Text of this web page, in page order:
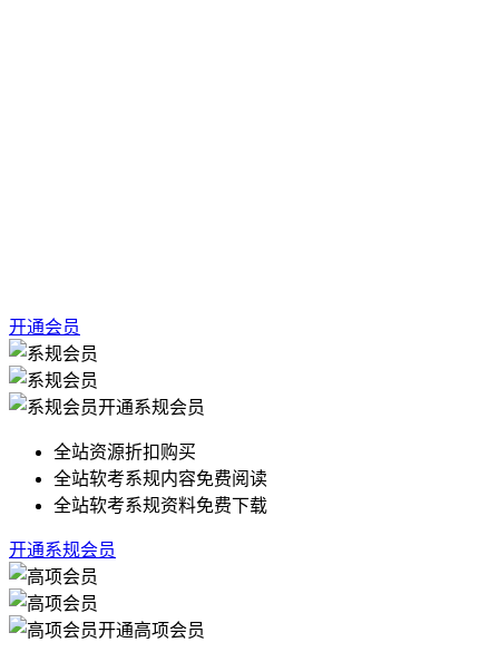
开通会员
开通系规会员
全站资源折扣购买
全站软考系规内容免费阅读
全站软考系规资料免费下载
开通系规会员
开通高项会员